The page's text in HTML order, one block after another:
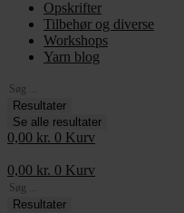
Opskrifter
Tilbehør og diverse
Workshops
Yarn blog
Search
...Resultater
Se alle resultater
0,00 kr. 0 Kurv
0,00 kr. 0 Kurv
Search
...Resultater